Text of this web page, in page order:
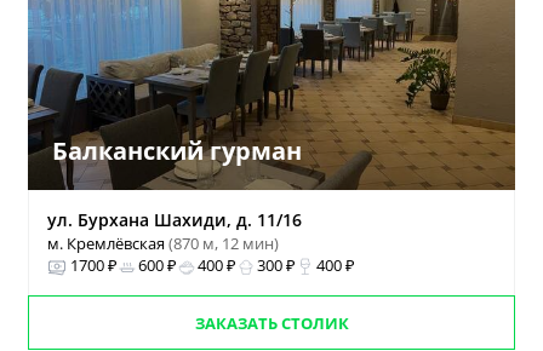
Балканский гурман
ул. Бурхана Шахиди, д. 11/16
м. Кремлёвская(870 м, 12 мин)
1700 ₽
600 ₽ 400 ₽ 300 ₽ 400 ₽
ЗАКАЗАТЬ СТОЛИК